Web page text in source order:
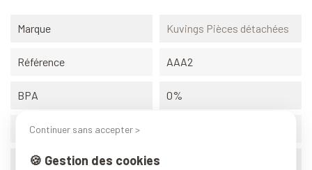
Marque Kuvings Pièces détachées
Référence AAA2
BPA 0%
Origine
Poids (conditionnement)
Continuer sans accepter >
🍪 Gestion des cookies